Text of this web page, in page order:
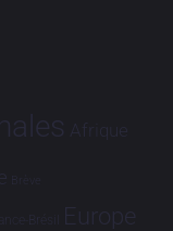
Afrique
Brève
Brésil Europe